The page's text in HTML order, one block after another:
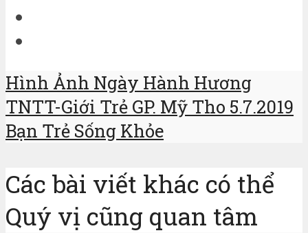
Hình Ảnh Ngày Hành Hương
TNTT-Giới Trẻ GP. Mỹ Tho 5.7.2019
Bạn Trẻ Sống Khỏe
Các bài viết khác có thể
Quý vị cũng quan tâm